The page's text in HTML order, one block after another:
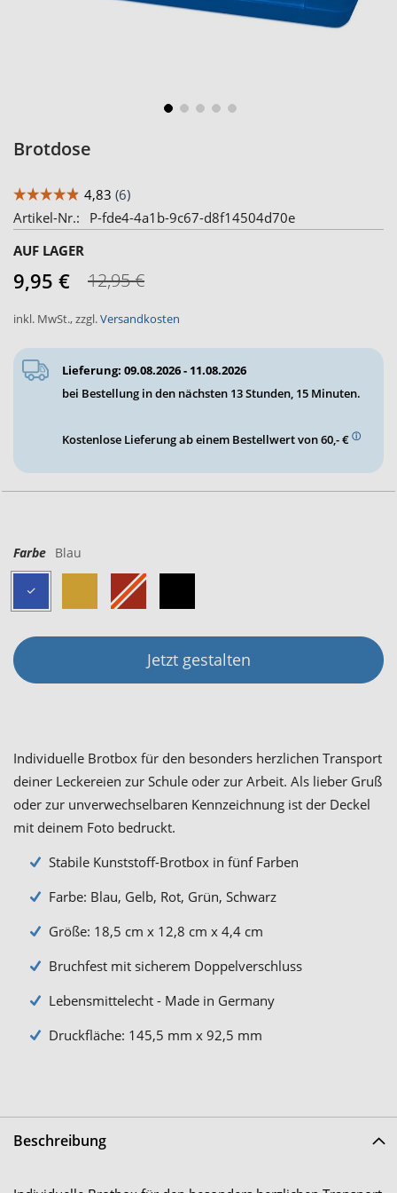
Brotdose
Artikel-Nr.
P-fde4-4a1b-9c67-d8f14504d70e
AUF LAGER
9,95 € 12,95 €
inkl. MwSt.,zzgl.Versandkosten
Lieferung: 09.08.2026 - 11.08.2026
bei Bestellung in den nächsten 13 Stunden, 15 Minuten.
Kostenlose Lieferung ab einem Bestellwert von 60,- € ⓘ
Farbe Blau
Jetzt gestalten
Individuelle Brotbox für den besonders herzlichen Transport
deiner Leckereien zur Schule oder zur Arbeit. Als lieber Gruß
oder zur unverwechselbaren Kennzeichnung ist der Deckel
mit deinem Foto bedruckt.
Stabile Kunststoff-Brotbox in fünf Farben
Farbe: Blau, Gelb, Rot, Grün, Schwarz
Größe: 18,5 cm x 12,8 cm x 4,4 cm
Bruchfest mit sicherem Doppelverschluss
Lebensmittelecht - Made in Germany
Druckfläche: 145,5 mm x 92,5 mm
Anfang
Bildergalerie
springen
Beschreibung